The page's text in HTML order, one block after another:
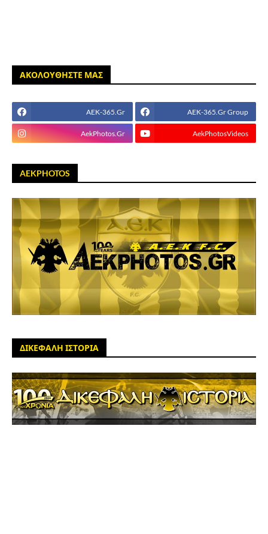
ΑΚΟΛΟΥΘΗΣΤΕ ΜΑΣ
AEK-365.Gr AEK-365.Gr Group
AekPhotos.Gr AekPhotosVideos
AEKPHOTOS
ΔΙΚΕΦΑΛΗ ΙΣΤΟΡΙΑ